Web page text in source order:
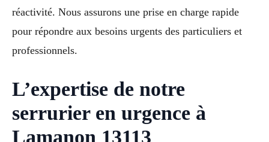
réactivité. Nous assurons une prise en charge rapide
pour répondre aux besoins urgents des particuliers et
professionnels.
L’expertise de notre
serrurier en urgence à
Lamanon 13113